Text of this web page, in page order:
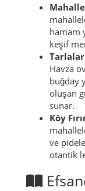
hamam
keşif
Tarlalar
Havza
buğday
oluşan
sunar.
Köy
ve
otantik